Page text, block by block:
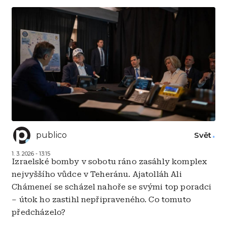
publico
1. 3. 2026 - 13:15
Svět
Izraelské bomby v sobotu ráno zasáhly komplex
nejvyššího vůdce v Teheránu. Ajatolláh Ali
Chámeneí se scházel nahoře se svými top poradci
– útok ho zastihl nepřipraveného. Co tomuto
předcházelo?